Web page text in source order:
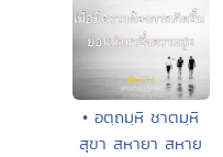
• อตฺถมฺหิ ชาตมฺหิ
สุขา สหายา สหาย